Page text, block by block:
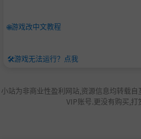
🌐游戏改中文教程
🛠️游戏无法运行？点我
小站为非商业性盈利网站,资源信息均转载
VIP账号.更没有购买,